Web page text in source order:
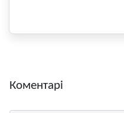
Коментарі